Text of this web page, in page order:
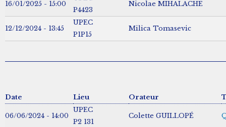
16/01/2025 - 15:00
P4423
Nicolae MIHALACHE
12/12/2024 - 13:45
UPEC
P1P15
Milica Tomasevic
Date Lieu Orateur
06/06/2024 - 14:00
UPEC
P2 131
Colette GUILLOPÉ